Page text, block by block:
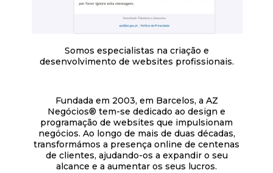
Somos especialistas na criação e
desenvolvimento de websites profissionais.
Fundada em 2003, em Barcelos, a AZ
Negócios® tem-se dedicado ao design e
programação de websites que impulsionam
negócios. Ao longo de mais de duas décadas,
transformámos a presença online de centenas
de clientes, ajudando-os a expandir o seu
alcance e a aumentar os seus lucros.